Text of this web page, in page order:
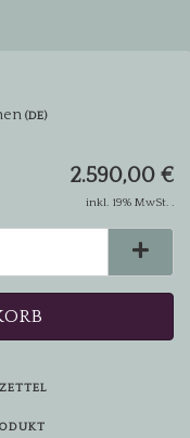
(DE)
2.590,00 €
inkl. 19% MwSt. .